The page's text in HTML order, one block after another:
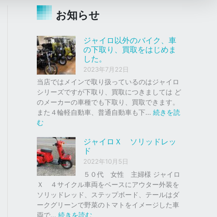
お知らせ
ジャイロ以外のバイク、車
の下取り、買取をはじめま
した。
2023年7月22日
当店ではメインで取り扱っているのはジャイロ
シリーズですが下取り、買取につきましては ど
のメーカーの車種でも下取り、買取できます。
また４輪軽自動車、普通自動車も下… 続きを読
む:
ャ
イ
ロ
以
の
バ
イ
ジャイロＸ ソリッドレッ
ド
2022年10月5日
５０代 女性 主婦様 ジャイロ
Ｘ ４サイクル車両をベースにアウター外装を
ソリッドレッド、ステップボード、テールはダ
ークグリーンで野菜のトマトをイメージした車
両で… 続きを読む: